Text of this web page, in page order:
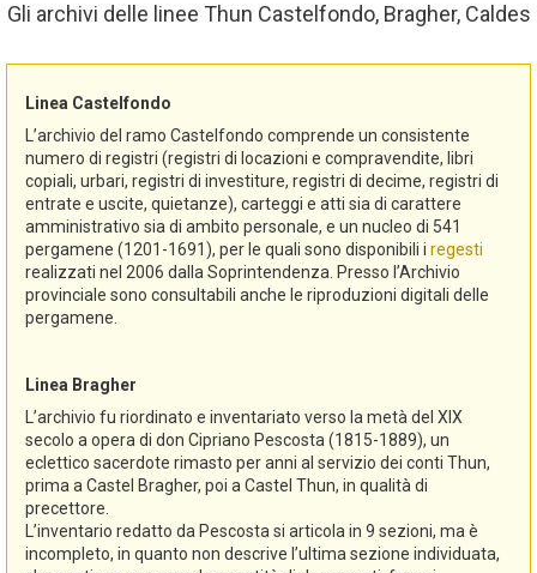
Gli archivi delle linee Thun Castelfondo, Bragher, Caldes
Linea Castelfondo
L’archivio del ramo Castelfondo comprende un consistente
numero di registri (registri di locazioni e compravendite, libri
copiali, urbari, registri di investiture, registri di decime, registri di
entrate e uscite, quietanze), carteggi e atti sia di carattere
amministrativo sia di ambito personale, e un nucleo di 541
pergamene (1201-1691), per le quali sono disponibili i regesti
realizzati nel 2006 dalla Soprintendenza. Presso l’Archivio
provinciale sono consultabili anche le riproduzioni digitali delle
pergamene.
Linea Bragher
L’archivio fu riordinato e inventariato verso la metà del XIX
secolo a opera di don Cipriano Pescosta (1815-1889), un
eclettico sacerdote rimasto per anni al servizio dei conti Thun,
prima a Castel Bragher, poi a Castel Thun, in qualità di
precettore.
L’inventario redatto da Pescosta si articola in 9 sezioni, ma è
incompleto, in quanto non descrive l’ultima sezione individuata,